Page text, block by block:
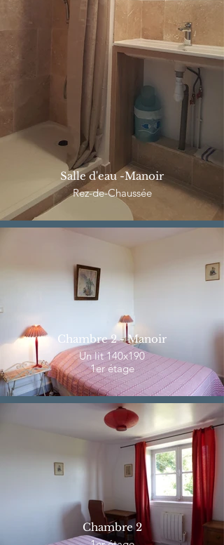
Salle d'eau -Manoir
Rez-de-Chaussée
Chambre 2 - Manoir
Un lit 140x190
1er étage
Chambre 2